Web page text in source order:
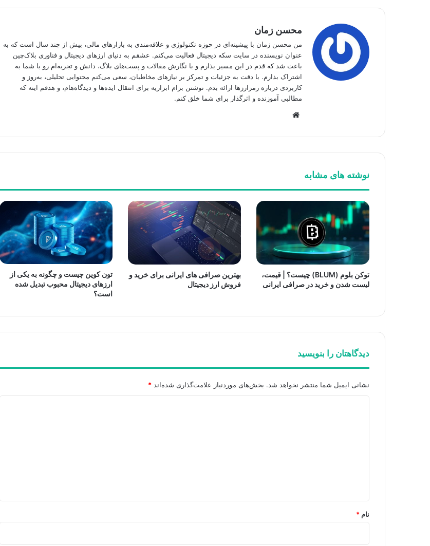
محسن زمان
من محسن زمان با پیشینه‌ای در حوزه تکنولوژی و علاقه‌مندی به بازارهای مالی، بیش از چند سال است که به
عنوان نویسنده در سایت سکه دیجیتال فعالیت می‌کنم. عشقم به دنیای ارزهای دیجیتال و فناوری بلاک‌چین
باعث شد که قدم در این مسیر بذارم و با نگارش مقالات و پست‌های بلاگ، دانش و تجربه‌ام رو با شما به
اشتراک بذارم. با دقت به جزئیات و تمرکز بر نیازهای مخاطبان، سعی می‌کنم محتوایی تحلیلی، به‌روز و
کاربردی درباره رمزارزها ارائه بدم. نوشتن برام ابزاریه برای انتقال ایده‌ها و دیدگاه‌هام، و هدفم اینه که
مطالبی آموزنده و اثرگذار برای شما خلق کنم.
نوشته های مشابه
توکن بلوم (BLUM) چیست؟ | قیمت،
لیست شدن و خرید در صرافی ایرانی
بهترین صرافی های ایرانی برای خرید و
فروش ارز دیجیتال
تون کوین چیست و چگونه به یکی از
ارزهای دیجیتال محبوب تبدیل شده
است؟
دیدگاهتان را بنویسید
نشانی ایمیل شما منتشر نخواهد شد. بخش‌های موردنیاز علامت‌گذاری شده‌اند *
نام *